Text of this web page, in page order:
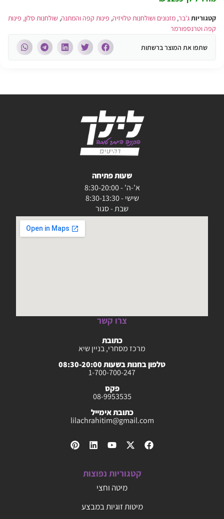
קטגוריותג'בר, מזנונים ושולחנות טלויזיה, פינות קפה והמתנה, שולחנות סלון, פינות
קפה וטרנספורמר
שתפו את המוצר ברשתות
שעות פתיחה
א'-ה' - 8:30-20:00
שישי - 8:30-13:30
שבת - סגור
צרו קשר
כתובת
מרכז מסחרי, בניין שיא
טלפון בחנות בשעות 08:30-20:00
1-700-700-247
פקס
08-9953535
כתובת אימייל
lilachrahitim@gmail.com
קטגוריות נפוצות
מיטה וחצי
מיטות זוגיות במבצע